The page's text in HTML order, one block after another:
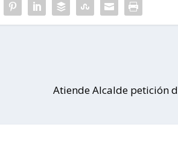
Atiende Alcalde petición